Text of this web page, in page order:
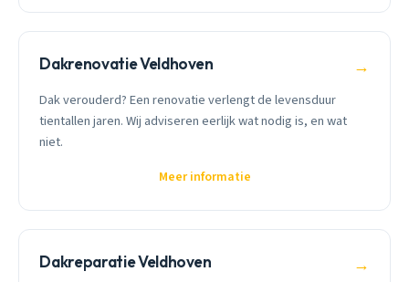
Dakrenovatie Veldhoven →
Dak verouderd? Een renovatie verlengt de levensduur
tientallen jaren. Wij adviseren eerlijk wat nodig is, en wat
niet.
Meer informatie
Dakreparatie Veldhoven →